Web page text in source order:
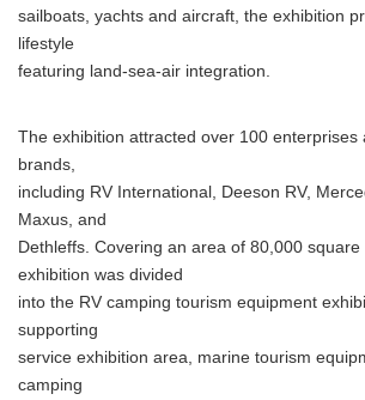
sailboats, yachts and aircraft, the exhibition
lifestyle
featuring land-sea-air integration.
The exhibition attracted over 100 enterprises
brands,
including RV International, Deeson RV,
Maxus, and
Dethleffs. Covering an area of 80,000
exhibition was divided
into the RV camping tourism equipment
supporting
service exhibition area, marine tourism
camping